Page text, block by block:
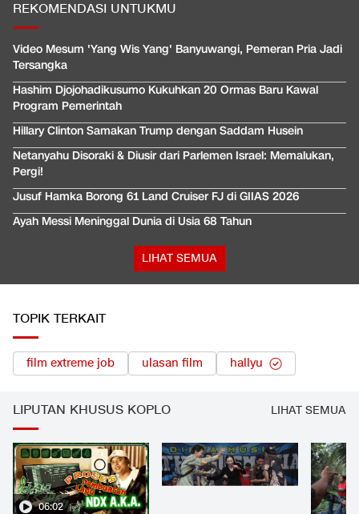
REKOMENDASI UNTUKMU
Video Mesum 'Yang Wis Yang' Banyuwangi, Pemeran Pria Jadi
Tersangka
Hashim Djojohadikusumo Kukuhkan 20 Ormas Baru Kawal
Program Pemerintah
Hillary Clinton Samakan Trump dengan Saddam Husein
Netanyahu Disoraki & Diusir dari Parlemen Israel: Memalukan,
Pergi!
Jusuf Hamka Borong 61 Land Cruiser FJ di GIIAS 2026
Ayah Messi Meninggal Dunia di Usia 68 Tahun
LIHAT SEMUA
TOPIK TERKAIT
film extreme job ulasan film hallyu
LIPUTAN KHUSUS KOPLO LIHAT SEMUA
06:02